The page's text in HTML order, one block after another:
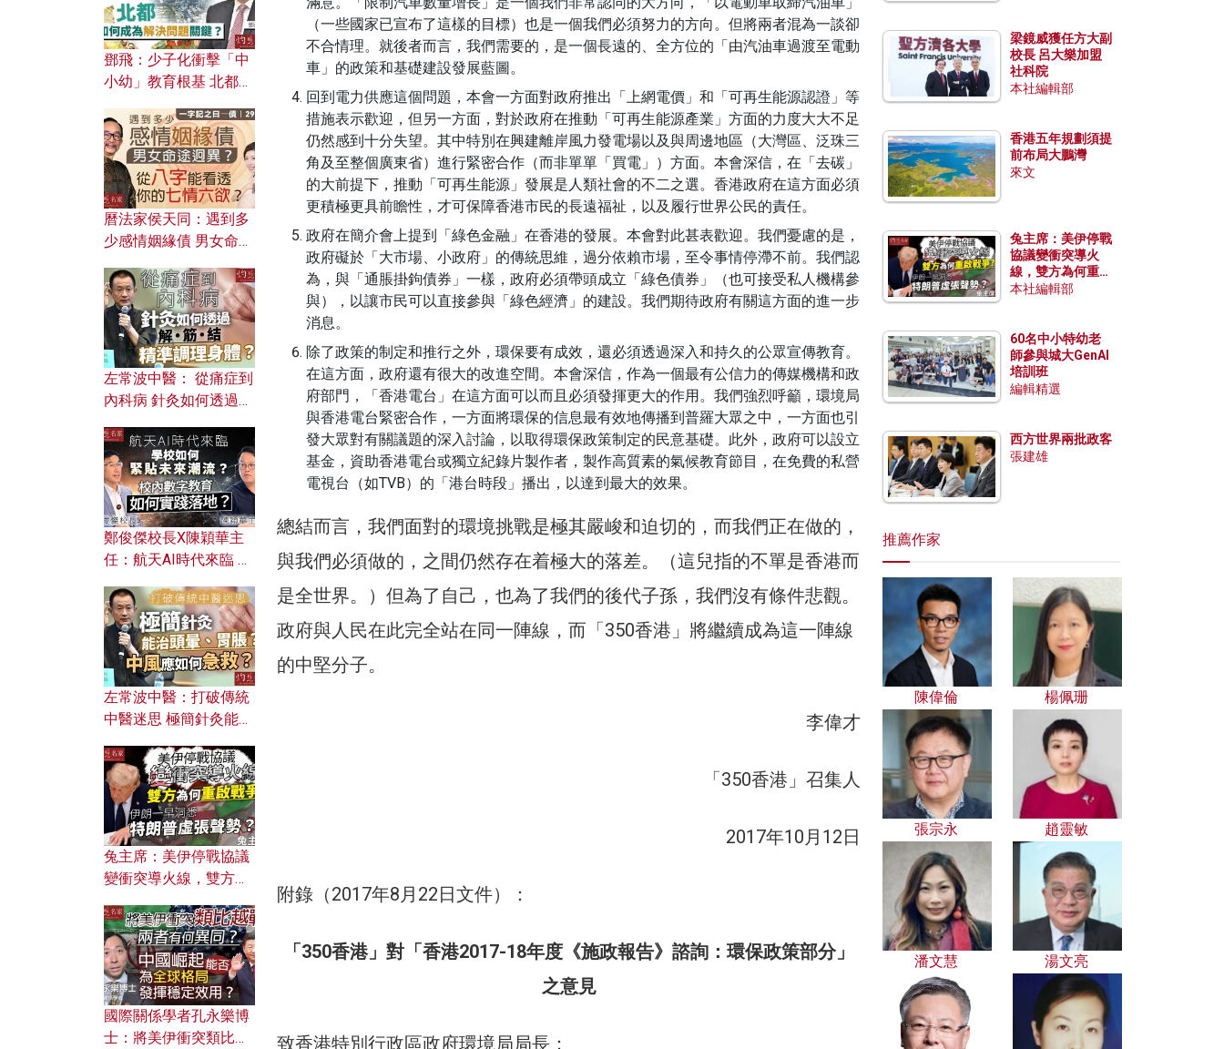
（一些國家已宣布了這樣的目標）也是一個我們必須努力的方向。但將兩者混為一談卻
不合情理。就後者而言，我們需要的，是一個長遠的、全方位的「由汽油車過渡至電動
車」的政策和基礎建設發展藍圖。
回到電力供應這個問題，本會一方面對政府推出「上網電價」和「可再生能源認證」等
措施表示歡迎，但另一方面，對於政府在推動「可再生能源產業」方面的力度大大不足
仍然感到十分失望。其中特別在興建離岸風力發電場以及與周邊地區（大灣區、泛珠三
角及至整個廣東省）進行緊密合作（而非單單「買電」）方面。本會深信，在「去碳」
的大前提下，推動「可再生能源」發展是人類社會的不二之選。香港政府在這方面必須
更積極更具前瞻性，才可保障香港市民的長遠福祉，以及履行世界公民的責任。
政府在簡介會上提到「綠色金融」在香港的發展。本會對此甚表歡迎。我們憂慮的是，
政府礙於「大市場、小政府」的傳統思維，過分依賴市場，至令事情停滯不前。我們認
為，與「通脹掛鉤債券」一樣，政府必須帶頭成立「綠色債券」（也可接受私人機構參
與），以讓市民可以直接參與「綠色經濟」的建設。我們期待政府有關這方面的進一步
消息。
除了政策的制定和推行之外，環保要有成效，還必須透過深入和持久的公眾宣傳教育。
在這方面，政府還有很大的改進空間。本會深信，作為一個最有公信力的傳媒機構和政
府部門，「香港電台」在這方面可以而且必須發揮更大的作用。我們強烈呼籲，環境局
與香港電台緊密合作，一方面將環保的信息最有效地傳播到普羅大眾之中，一方面也引
發大眾對有關議題的深入討論，以取得環保政策制定的民意基礎。此外，政府可以設立
基金，資助香港電台或獨立紀錄片製作者，製作高質素的氣候教育節目，在免費的私營
電視台（如TVB）的「港台時段」播出，以達到最大的效果。
總結而言，我們面對的環境挑戰是極其嚴峻和迫切的，而我們正在做的，
與我們必須做的，之間仍然存在着極大的落差。（這兒指的不單是香港而
是全世界。）但為了自己，也為了我們的後代子孫，我們沒有條件悲觀。
政府與人民在此完全站在同一陣線，而「350香港」將繼續成為這一陣線
的中堅分子。
李偉才
「350香港」召集人
2017年10月12日
附錄（2017年8月22日文件）：
「350香港」對「香港2017-18年度《施政報告》諮詢：環保政策部分」
之意見
致香港特別行政區政府環境局局長：
鄧飛：少子化衝擊「中
小幼」教育根基 北都如
曆法家侯天同：遇到多
少感情姻緣債 男女命途
的七情六欲？
左常波中醫： 從痛症到
內科病 針灸如何透過解
鄭俊傑校長X陳穎華主
任：航天AI時代來臨 學
校內數字教育如何實踐
落地？
左常波中醫：打破傳統
中醫迷思 極簡針灸能治
何急救？
兔主席：美伊停戰協議
變衝突導火線，雙方為
洞悉特朗普虛張聲勢？
國際關係學者孔永樂博
士：將美伊衝突類比越
梁鏡威獲任方大副
校長 呂大樂加盟
社科院
本社編輯部
香港五年規劃須提
前布局大鵬灣
來文
兔主席：美伊停戰
協議變衝突導火
線，雙方為何重啟
戰爭？伊朗一早洞
本社編輯部
60名中小特幼老
師參與城大GenAI
培訓班
編輯精選
西方世界兩批政客
張建雄
推薦作家
陳偉倫 楊佩珊
張宗永 趙靈敏
潘文慧 湯文亮